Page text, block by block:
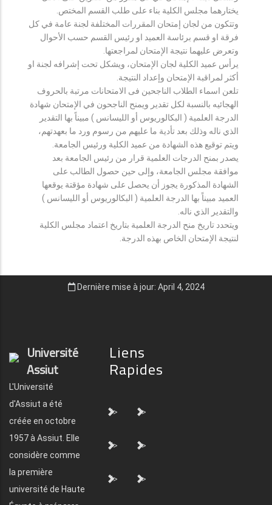
يختارهما مجلس الكلية بناء على طلب القسم المختص.
وتتكون من لجان إمتحان المقررات المختلفة لجنة عامة في كل
فرقة او قسم برئاسة العميد او رئيس القسم حسب الأحوال
وتعرض عليهما نتيجة الإمتحان لمراجعتها.
يرأس عميد الكلية لجان الإمتحان، ويشكل تحت إشرافه لجنة او
أكثر لمراقبة الإمتحان وإعداد النتيجة.
تلعن اسماء الطلاب الناجحين فى الامتحانات مرتبة بالحروف
الهجائيه بالنسبة لكل تقدير ويمنح الناجحون في الإمتحان شهادة
الدرجة العلمية ( البكالوريوس أو الليسانس ) مبيناً بها التقدير
الذي ناله وذلك بعد تأدية ما عليهم من رسوم ورد ما بعهدتهم،
ويتم توقيع هذه الشهادة من عميد الكلية ورئيس الجامعة.
يصدر بمنح الدرجات العلمية قرار من رئيس الجامعة بعد
موافقة مجلس الجامعة، وإلى حين حصول الطالب على
الشهادة المذكورة يجوز أن يحصل على شهادة مؤقتة يوقعها
العميد مبيناً بها الدرجة العلمية ( البكالوريوس أو الليسانس )
والتقدير الذي ناله.
ويتحدد تاريخ منح الدرجة العلمية بتاريخ اعتماد مجلس الكلية
لنتيجة الإمتحان الخاص بهذه الدرجة.
Dernière mise à jour: April 4, 2024
Université
Assiut
L'Université
d'Assiut a été
créée en octobre
1957 à Assiut. Elle
considère comme
la première
université de Haute
Liens
Rapides
"> ">
"> ">
"> ">